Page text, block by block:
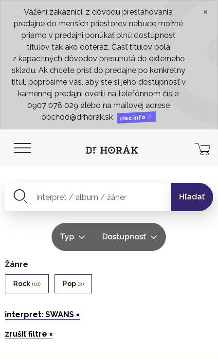
Vážení zákazníci, z dôvodu presťahovania
predajne do menších priestorov nebude možné
priamo v predajni ponúkať plnú dostupnosť
titulov tak ako doteraz. Časť titulov bola
z kapacitných dôvodov presunutá do externého
skladu. Ak chcete prísť do predajne po konkrétny
titul, poprosíme vás, aby ste si jeho dostupnosť v
kamennej predajni overili na telefónnom čísle
0907 078 029 alebo na mailovej adrese
obchod@drhorak.sk
viac info
×
Hľadať
Typ Dostupnosť
Žánre
Rock (10) Pop (2)
interpret: SWANS ×
zrušiť filtre ×